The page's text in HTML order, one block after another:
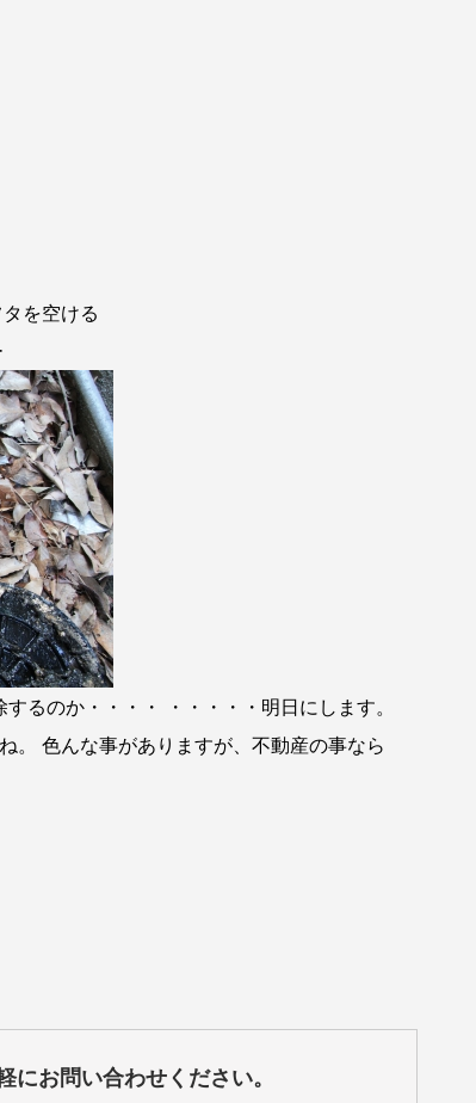
を空ける
るのか・・・・ ・・・・・明日にします。
。 色んな事がありますが、不動産の事なら
にお問い合わせください。